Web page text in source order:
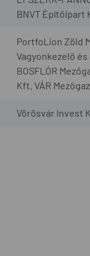
BNVT Építőipart
PortfoLion Zöld
Vagyonkezelő
BOSFLÓR
Kft. VÁR
Vörösvár Invest